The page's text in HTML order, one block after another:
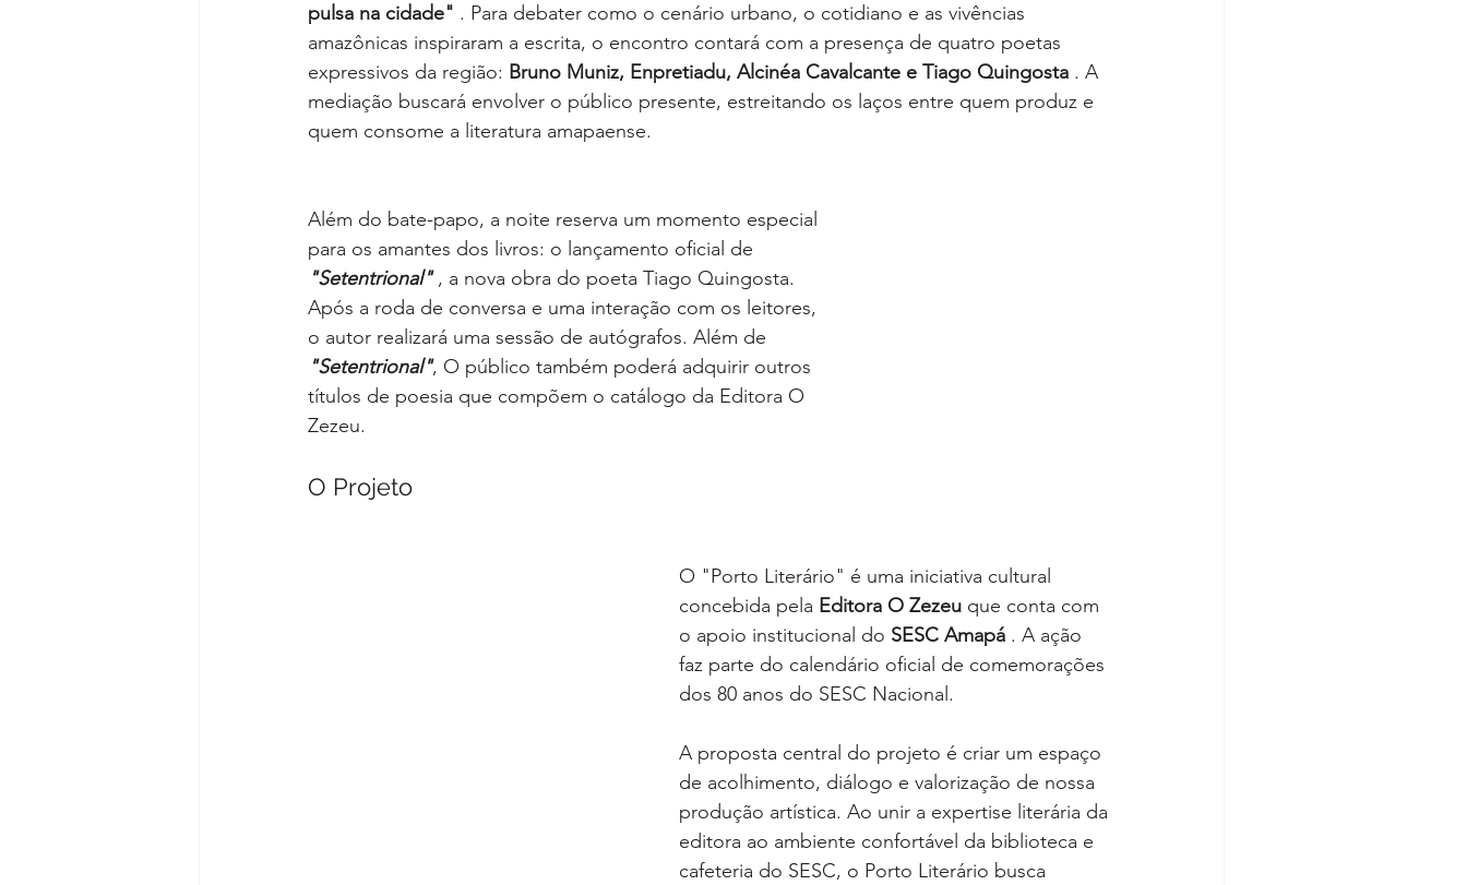
pulsa na cidade" . Para debater como o cenário urbano, o cotidiano e as vivências
amazônicas inspiraram a escrita, o encontro contará com a presença de quatro poetas
expressivos da região: Bruno Muniz, Enpretiadu, Alcinéa Cavalcante e Tiago Quingosta . A
mediação buscará envolver o público presente, estreitando os laços entre quem produz e
quem consome a literatura amapaense.
Além do bate-papo, a noite reserva um momento especial
para os amantes dos livros: o lançamento oficial de
"Setentrional" , a nova obra do poeta Tiago Quingosta.
Após a roda de conversa e uma interação com os leitores,
o autor realizará uma sessão de autógrafos. Além de
"Setentrional", O público também poderá adquirir outros
títulos de poesia que compõem o catálogo da Editora O
Zezeu.
O Projeto
O "Porto Literário" é uma iniciativa cultural
concebida pela Editora O Zezeu que conta com
o apoio institucional do SESC Amapá . A ação
faz parte do calendário oficial de comemorações
dos 80 anos do SESC Nacional.
A proposta central do projeto é criar um espaço
de acolhimento, diálogo e valorização de nossa
produção artística. Ao unir a expertise literária da
editora ao ambiente confortável da biblioteca e
cafeteria do SESC, o Porto Literário busca